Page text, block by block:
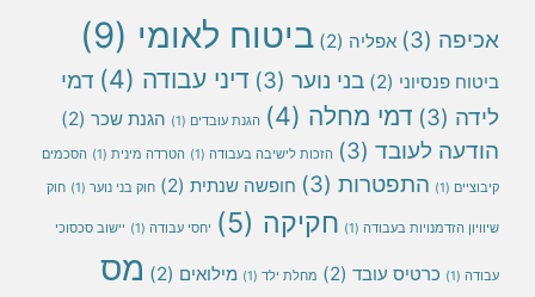
אכיפה (3) אפליה (2) ביטוח לאומי (9)
ביטוח פנסיוני (2) בני נוער (3) דיני עבודה (4)
דמי
לידה (3) דמי מחלה (4) הגנת עובדים (1) הגנת שכר (2)
הודעה לעובד (3) הזכות לישיבה בעבודה (1) הטרדה מינית (1) הסכמים
קיבוציים (1) התפטרות (3) חופשה שנתית (2) חוק בני נוער (1) חוק
שיוויון הזדמנויות בעבודה (1) חקיקה (5) יחסי עבודה (1) יישוב סכסוכי
עבודה (1) כרטיס עובד (2) מחלת ילד (1) מילואים (2)
מס